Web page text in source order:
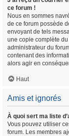
ce forum !
Nous en sommes
de ce forum possède
envoyant de tels
une copie complète
administrateur du
contenant des
alors agir en
Haut
Amis et ignorés
À quoi sert ma liste
Vous pouvez utiliser
forum. Les membres